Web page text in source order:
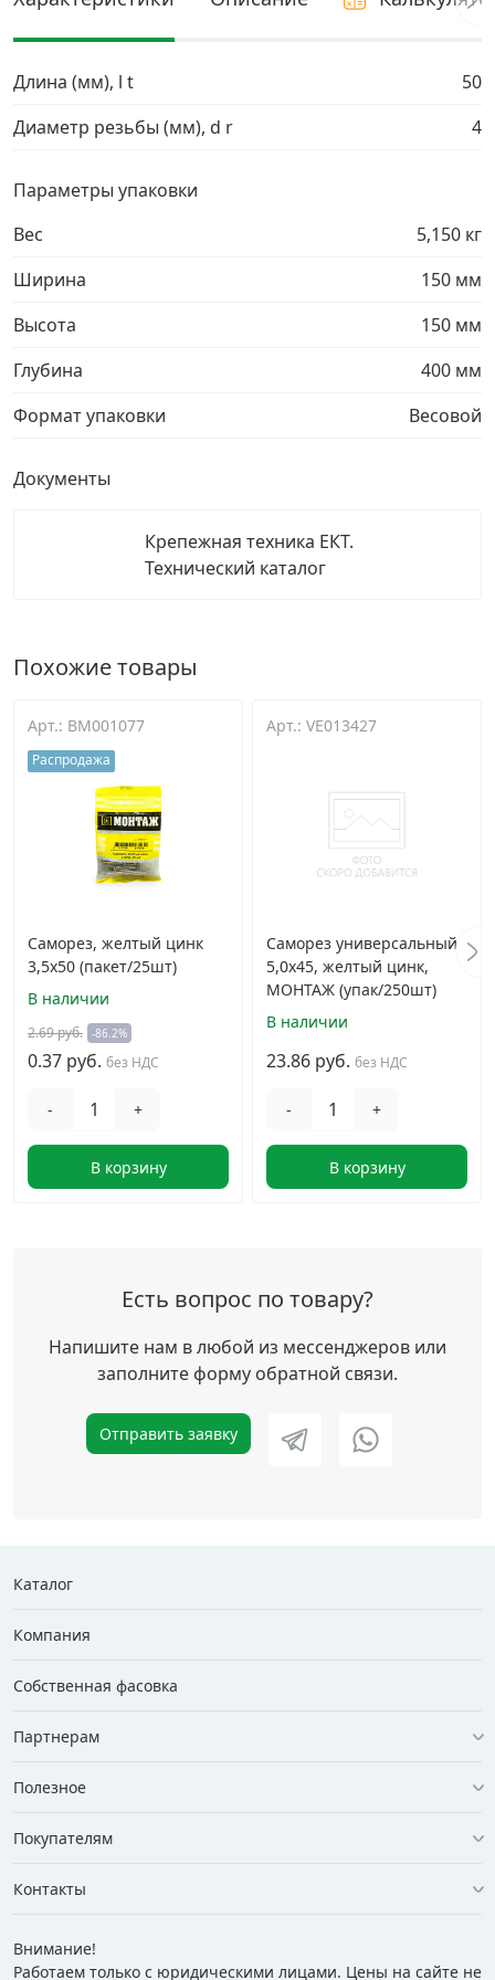
Грузовой крепеж
Метрический крепеж ›
Нержавеющий крепеж ›
Перфорированный крепеж ›
Скобяные изделия и мебельная фурнитура
Длина (мм), l t
50
Диаметр резьбы (мм), d r
4
Параметры упаковки
Вес
5,150 кг
Ширина
150 мм
Высота
150 мм
Глубина
400 мм
Формат упаковки
Весовой
Документы
Крепежная техника ЕКТ.
Технический каталог
Похожие товары
Арт.: BM001077
Распродажа
Саморез, желтый цинк
3,5х50 (пакет/25шт)
В наличии
2.69 руб. -86.2%
0.37 руб. без НДС
- +
В корзину
Арт.: VE013427
Саморез универсальный
5,0х45, желтый цинк,
МОНТАЖ (упак/250шт)
В наличии
23.86 руб. без НДС
- +
В корзину
Есть вопрос по товару?
Напишите нам в любой из мессенджеров или
заполните форму обратной связи.
Отправить заявку
Каталог
Компания
Собственная фасовка
Партнерам
Полезное
Покупателям
Контакты
Внимание!
Работаем только с юридическими лицами. Цены на сайте не